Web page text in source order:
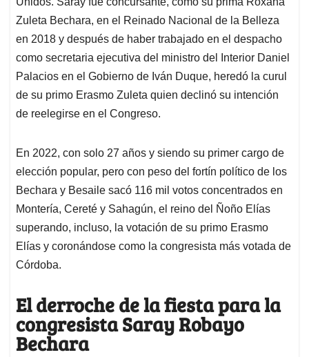
Zuleta Bechara, en el Reinado Nacional de la Belleza
en 2018 y después de haber trabajado en el despacho
como secretaria ejecutiva del ministro del Interior Daniel
Palacios en el Gobierno de Iván Duque, heredó la curul
de su primo Erasmo Zuleta quien declinó su intención
de reelegirse en el Congreso.
En 2022, con solo 27 años y siendo su primer cargo de
elección popular, pero con peso del fortín político de los
Bechara y Besaile sacó 116 mil votos concentrados en
Montería, Cereté y Sahagún, el reino del Ñoño Elías
superando, incluso, la votación de su primo Erasmo
Elías y coronándose como la congresista más votada de
Córdoba.
El derroche de la fiesta para la
congresista Saray Robayo
Bechara